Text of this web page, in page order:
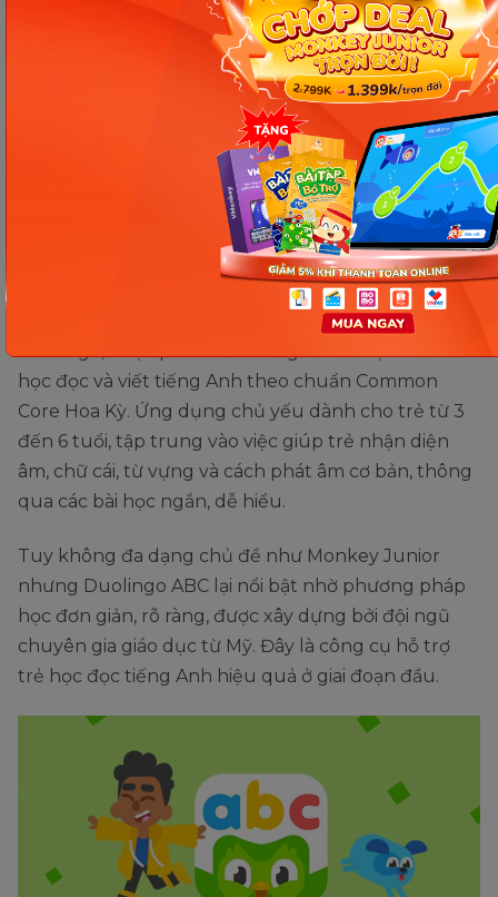
hoặc Duolingo ABC.
Miễn phí 100% trên cả Android và iOS, tuy
nhiên có hiển thị quảng cáo.
Duolingo ABC – Ứng dụng học
đọc tiếng Anh theo chuẩn Mỹ
cho trẻ mầm non
Duolingo ABC là một nhánh trong hệ sinh thái
Duolingo, được phát triển riêng để hỗ trợ trẻ em
học đọc và viết tiếng Anh theo chuẩn Common
Core Hoa Kỳ. Ứng dụng chủ yếu dành cho trẻ từ 3
đến 6 tuổi, tập trung vào việc giúp trẻ nhận diện
âm, chữ cái, từ vựng và cách phát âm cơ bản, thông
qua các bài học ngắn, dễ hiểu.
Tuy không đa dạng chủ đề như Monkey Junior
nhưng Duolingo ABC lại nổi bật nhờ phương pháp
học đơn giản, rõ ràng, được xây dựng bởi đội ngũ
chuyên gia giáo dục từ Mỹ. Đây là công cụ hỗ trợ
trẻ học đọc tiếng Anh hiệu quả ở giai đoạn đầu.